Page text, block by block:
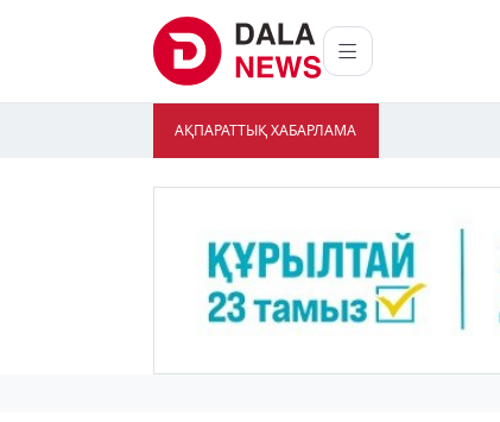
АҚПАРАТТЫҚ ХАБАРЛАМА